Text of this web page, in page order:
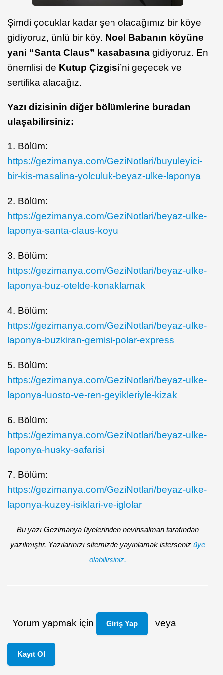
Şimdi çocuklar kadar şen olacağımız bir köye
gidiyoruz, ünlü bir köy. Noel Babanın köyüne
yani “Santa Claus” kasabasına gidiyoruz. En
önemlisi de Kutup Çizgisi’ni geçecek ve
sertifika alacağız.
Yazı dizisinin diğer bölümlerine buradan
ulaşabilirsiniz:
1. Bölüm:
https://gezimanya.com/GeziNotlari/buyuleyici-
bir-kis-masalina-yolculuk-beyaz-ulke-laponya
2. Bölüm:
https://gezimanya.com/GeziNotlari/beyaz-ulke-
laponya-santa-claus-koyu
3. Bölüm:
https://gezimanya.com/GeziNotlari/beyaz-ulke-
laponya-buz-otelde-konaklamak
4. Bölüm:
https://gezimanya.com/GeziNotlari/beyaz-ulke-
laponya-buzkiran-gemisi-polar-express
5. Bölüm:
https://gezimanya.com/GeziNotlari/beyaz-ulke-
laponya-luosto-ve-ren-geyikleriyle-kizak
6. Bölüm:
https://gezimanya.com/GeziNotlari/beyaz-ulke-
laponya-husky-safarisi
7. Bölüm:
https://gezimanya.com/GeziNotlari/beyaz-ulke-
laponya-kuzey-isiklari-ve-iglolar
Bu yazı Gezimanya üyelerinden nevinsalman tarafından
yazılmıştır. Yazılarınızı sitemizde yayınlamak isterseniz üye
olabilirsiniz.
Yorum yapmak için Giriş Yap veya
Kayıt Ol